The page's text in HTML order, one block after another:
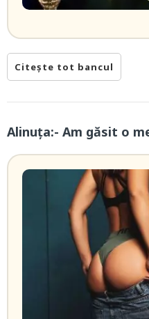
Citește tot bancul
Alinuța:- Am găsit o